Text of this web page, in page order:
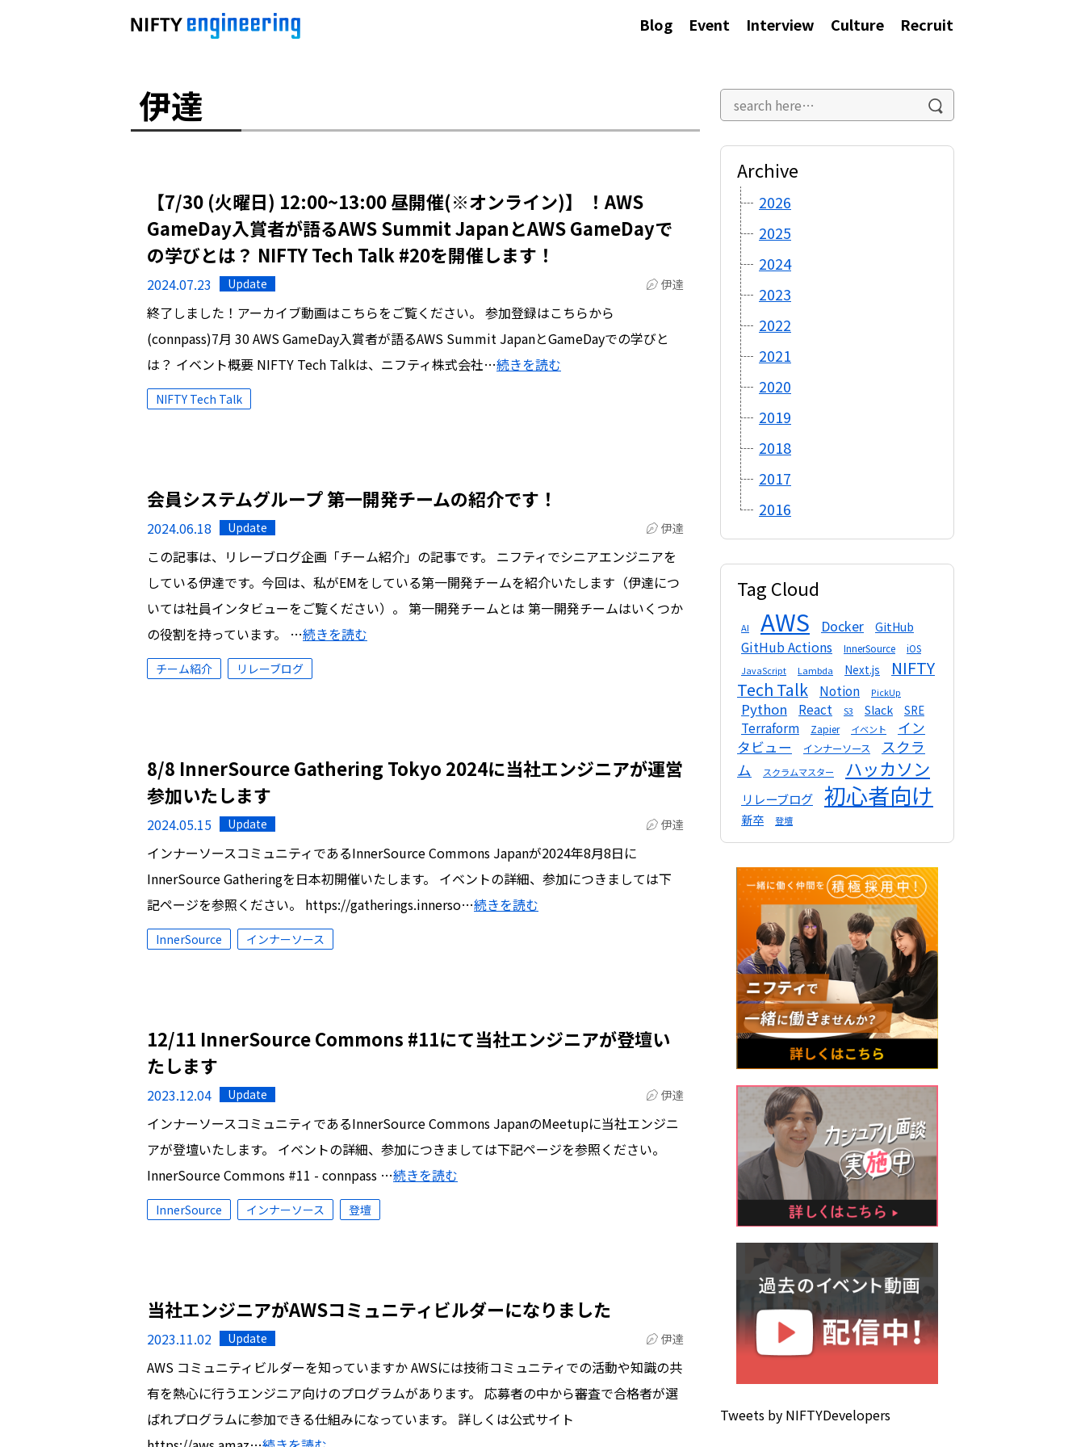
Blog Event Interview Culture Recruit
伊達
【7/30 (火曜日) 12:00~13:00 昼開催(※オンライン)】 ！AWS
GameDay入賞者が語るAWS Summit JapanとAWS GameDayで
の学びとは？ NIFTY Tech Talk #20を開催します！
2024.07.23 Update 伊達
終了しました！アーカイブ動画はこちらをご覧ください。 参加登録はこちらから
(connpass)7月 30 AWS GameDay入賞者が語るAWS Summit JapanとGameDayでの学びと
は？ イベント概要 NIFTY Tech Talkは、ニフティ株式会社…続きを読む
NIFTY Tech Talk
会員システムグループ 第一開発チームの紹介です！
2024.06.18 Update 伊達
この記事は、リレーブログ企画「チーム紹介」の記事です。 ニフティでシニアエンジニアを
している伊達です。今回は、私がEMをしている第一開発チームを紹介いたします（伊達につ
いては社員インタビューをご覧ください）。 第一開発チームとは 第一開発チームはいくつか
の役割を持っています。 …続きを読む
チーム紹介 リレーブログ
8/8 InnerSource Gathering Tokyo 2024に当社エンジニアが運営
参加いたします
2024.05.15 Update 伊達
インナーソースコミュニティであるInnerSource Commons Japanが2024年8月8日に
InnerSource Gatheringを日本初開催いたします。 イベントの詳細、参加につきましては下
記ページを参照ください。 https://gatherings.innerso…続きを読む
InnerSource インナーソース
12/11 InnerSource Commons #11にて当社エンジニアが登壇い
たします
2023.12.04 Update 伊達
インナーソースコミュニティであるInnerSource Commons JapanのMeetupに当社エンジニ
アが登壇いたします。 イベントの詳細、参加につきましては下記ページを参照ください。
InnerSource Commons #11 - connpass …続きを読む
InnerSource インナーソース 登壇
当社エンジニアがAWSコミュニティビルダーになりました
2023.11.02 Update 伊達
AWS コミュニティビルダーを知っていますか AWSには技術コミュニティでの活動や知識の共
有を熱心に行うエンジニア向けのプログラムがあります。 応募者の中から審査で合格者が選
ばれプログラムに参加できる仕組みになっています。 詳しくは公式サイト
Archive
2026
2025
2024
2023
2022
2021
2020
2019
2018
2017
2016
Tag Cloud
AI AWS Docker GitHub
GitHub Actions InnerSource iOS
JavaScript Lambda Next.js
NIFTY
Tech Talk
Notion PickUp
Python React S3 Slack SRE
Terraform Zapier イベント
イン
タビュー
インナーソース
スクラ
ム
スクラムマスター ハッカソン
リレーブログ 初心者向け
新卒 登壇
Tweets by NIFTYDevelopers